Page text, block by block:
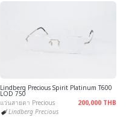
Lindberg Precious Spirit Platinum T600
LOD 750
แว่นสายตา Precious
200,000 THB
Lindberg Precious